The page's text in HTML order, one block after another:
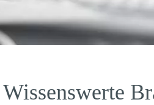
Wissenswerte